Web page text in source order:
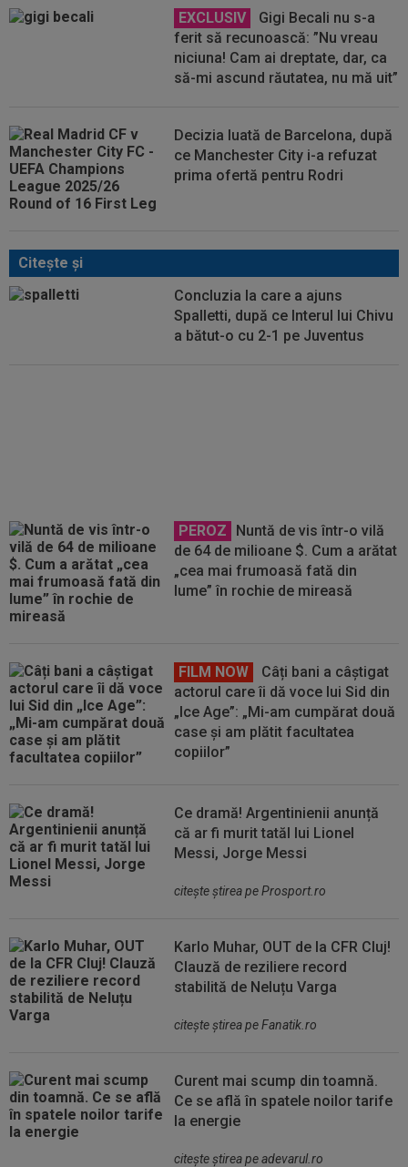
EXCLUSIV
Gigi Becali nu s-a
ferit să recunoască: ”Nu vreau
niciuna! Cam ai dreptate, dar, ca
să-mi ascund răutatea, nu mă uit”
Decizia luată de Barcelona, după
ce Manchester City i-a refuzat
prima ofertă pentru Rodri
Citeşte şi
Concluzia la care a ajuns
Spalletti, după ce Interul lui Chivu
a bătut-o cu 2-1 pe Juventus
PEROZ
Nuntă de vis într-o vilă
de 64 de milioane $. Cum a arătat
„cea mai frumoasă fată din
lume” în rochie de mireasă
FILM NOW
Câți bani a câștigat
actorul care îi dă voce lui Sid din
„Ice Age”: „Mi-am cumpărat două
case și am plătit facultatea
copiilor”
Ce dramă! Argentinienii anunță
că ar fi murit tatăl lui Lionel
Messi, Jorge Messi
citeşte ştirea pe Prosport.ro
Karlo Muhar, OUT de la CFR Cluj!
Clauză de reziliere record
stabilită de Neluțu Varga
citeşte ştirea pe Fanatik.ro
Curent mai scump din toamnă.
Ce se află în spatele noilor tarife
la energie
citeşte ştirea pe adevarul.ro